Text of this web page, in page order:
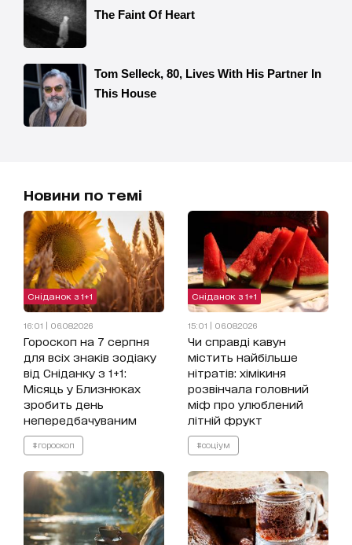
Новини по темі
Сніданок з 1+1
16:01 | 06.08.2026
Гороскоп на 7 серпня
для всіх знаків зодіаку
від Сніданку з 1+1:
Місяць у Близнюках
зробить день
непередбачуваним
#гороскоп
Сніданок з 1+1
15:01 | 06.08.2026
Чи справді кавун
містить найбільше
нітратів: хімікиня
розвінчала головний
міф про улюблений
літній фрукт
#соціум